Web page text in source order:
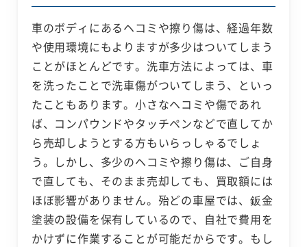
車のボディにあるヘコミや擦り傷は、経過年数
や使用環境にもよりますが多少はついてしまう
ことがほとんどです。洗車方法によっては、車
を洗ったことで洗車傷がついてしまう、といっ
たこともあります。小さなヘコミや傷であれ
ば、コンパウンドやタッチペンなどで直してか
ら売却しようとする方もいらっしゃるでしょ
う。しかし、多少のヘコミや擦り傷は、ご自身
で直しても、そのまま売却しても、買取額には
ほぼ影響がありません。殆どの車屋では、鈑金
塗装の設備を保有しているので、自社で費用を
かけずに作業することが可能だからです。もし